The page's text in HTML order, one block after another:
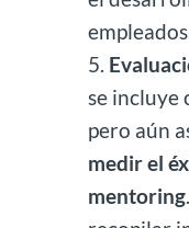
se incluye
pero aún
medir el
mentoring